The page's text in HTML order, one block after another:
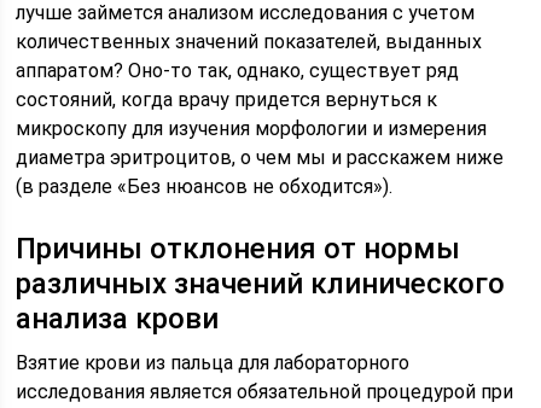
лучше займется анализом исследования с учетом
количественных значений показателей, выданных
аппаратом? Оно-то так, однако, существует ряд
состояний, когда врачу придется вернуться к
микроскопу для изучения морфологии и измерения
диаметра эритроцитов, о чем мы и расскажем ниже
(в разделе «Без нюансов не обходится»).
Причины отклонения от нормы
различных значений клинического
анализа крови
Взятие крови из пальца для лабораторного
исследования является обязательной процедурой при